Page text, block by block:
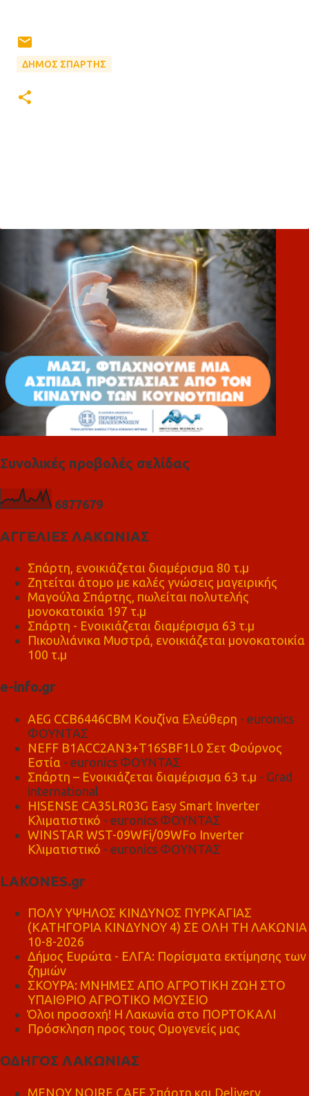
ΔΗΜΟΣ ΣΠΑΡΤΗΣ
λ
Συνολικές προβολές σελίδας
6877679
ΑΓΓΕΛΙΕΣ ΛΑΚΩΝΙΑΣ
Σπάρτη, ενοικιάζεται διαμέρισμα 80 τ.μ
Ζητείται άτομο με καλές γνώσεις μαγειρικής
Μαγούλα Σπάρτης, πωλείται πολυτελής
μονοκατοικία 197 τ.μ
Σπάρτη - Ενοικιάζεται διαμέρισμα 63 τ.μ
Πικουλιάνικα Μυστρά, ενοικιάζεται μονοκατοικία
100 τ.μ
e-info.gr
AEG CCB6446CBM Κουζίνα Ελεύθερη - euronics
ΦΟΥΝΤΑΣ
NEFF B1ACC2AN3+T16SBF1L0 Σετ Φούρνος
Εστία - euronics ΦΟΥΝΤΑΣ
Σπάρτη – Ενοικιάζεται διαμέρισμα 63 τ.μ - Grad
international
HISENSE CA35LR03G Easy Smart Inverter
Κλιματιστικό - euronics ΦΟΥΝΤΑΣ
WINSTAR WST-09WFi/09WFo Inverter
Κλιματιστικό - euronics ΦΟΥΝΤΑΣ
LAKONES.gr
ΠΟΛΥ ΥΨΗΛΟΣ ΚΙΝΔΥΝΟΣ ΠΥΡΚΑΓΙΑΣ
(ΚΑΤΗΓΟΡΙΑ ΚΙΝΔΥΝΟΥ 4) ΣΕ ΟΛΗ ΤΗ ΛΑΚΩΝΙΑ
10-8-2026
Δήμος Ευρώτα - ΕΛΓΑ: Πορίσματα εκτίμησης των
ζημιών
ΣΚΟΥΡΑ: ΜΝΗΜΕΣ ΑΠΟ ΑΓΡΟΤΙΚΗ ΖΩΗ ΣΤΟ
ΥΠΑΙΘΡΙΟ ΑΓΡΟΤΙΚΟ ΜΟΥΣΕΙΟ
Όλοι προσοχή! Η Λακωνία στο ΠΟΡΤΟΚΑΛΙ
Πρόσκληση προς τους Ομογενείς μας
ΟΔΗΓΟΣ ΛΑΚΩΝΙΑΣ
MENOY NOIRE CAFE Σπάρτη και Delivery